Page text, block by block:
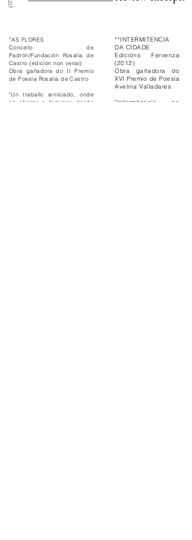
*AS FLORES
Concello de
Padrón/Fundación Rosalía de
Castro (edición non venal)
Obra gañadora do II Premio
de Poesía Rosalía de Castro
"Un traballo arriscado, onde
se afronta o feminino dende
**INTERMITENCIA
DA CIDADE
Edicións Fervenza
(2012)
Obra gañadora do
XVI Premio de Poesía
Avelina Valladares
"Intermitencia na